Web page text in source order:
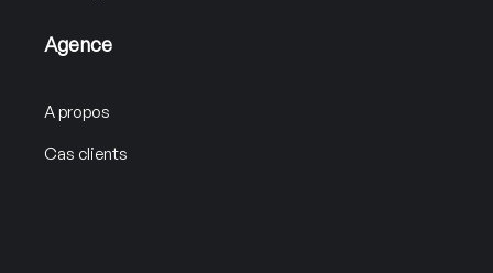
Agence
A propos
Cas clients